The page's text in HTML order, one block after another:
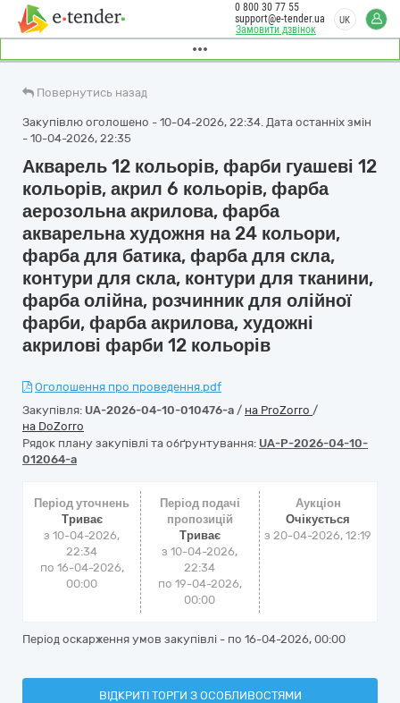
Замовити дзвінок
0 800 30 77 55
support@e-tender.ua
UK
Повернутись назад
Закупівлю оголошено - 10-04-2026, 22:34. Дата останніх змін
- 10-04-2026, 22:35
Акварель 12 кольорів, фарби гуашеві 12
кольорів, акрил 6 кольорів, фарба
аерозольна акрилова, фарба
акварельна художня на 24 кольори,
фарба для батика, фарба для скла,
контури для скла, контури для тканини,
фарба олійна, розчинник для олійної
фарби, фарба акрилова, художні
акрилові фарби 12 кольорів
Оголошення про проведення.pdf
Закупівля: UA-2026-04-10-010476-a / на ProZorro /
на DoZorro
Рядок плану закупівлі та обґрунтування: UA-P-2026-04-10-
012064-a
Період уточнень
Триває
з 10-04-2026,
22:34
по 16-04-2026,
00:00
Період подачі
пропозицій
Триває
з 10-04-2026,
22:34
по 19-04-2026,
00:00
Аукціон
Очікується
з20-04-2026, 12:19
Період оскарження умов закупівлі - по 16-04-2026, 00:00
ВІДКРИТІ ТОРГИ З ОСОБЛИВОСТЯМИ